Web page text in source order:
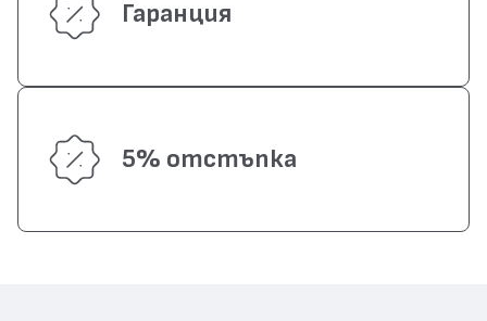
Гаранция
5% отстъпка